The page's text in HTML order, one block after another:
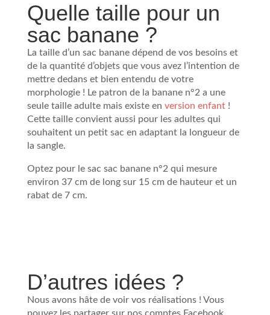
Quelle taille pour un
sac banane ?
La taille d’un sac banane dépend de vos besoins et
de la quantité d’objets que vous avez l’intention de
mettre dedans et bien entendu de votre
morphologie ! Le patron de la banane n°2 a une
seule taille adulte mais existe en version enfant!
Cette taille convient aussi pour les adultes qui
souhaitent un petit sac en adaptant la longueur de
la sangle.
Optez pour le sac sac banane n°2 qui mesure
environ 37 cm de long sur 15 cm de hauteur et un
rabat de 7 cm.
D’autres idées ?
Nous avons hâte de voir vos réalisations ! Vous